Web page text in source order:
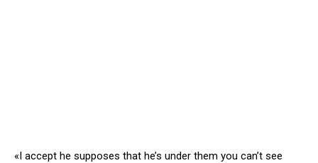
«I accept he supposes that he’s under them you can’t see